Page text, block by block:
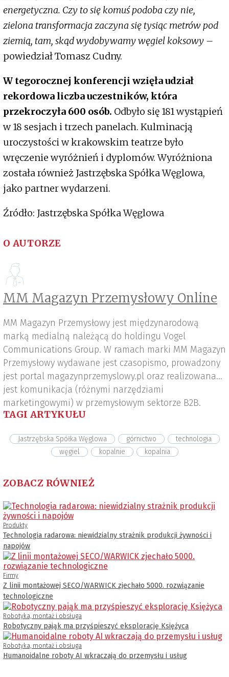
energetyczna. Czy to się komuś podoba czy nie,
zielona transformacja zaczyna się tysiąc metrów pod
ziemią, tam, skąd wydobywamy węgiel koksowy –
powiedział Tomasz Cudny.
W tegorocznej konferencji wzięła udział
rekordowa liczba uczestników, która
przekroczyła 600 osób. Odbyło się 181 wystąpień
w 18 sesjach i trzech panelach. Kulminacją
uroczystości w krakowskim teatrze było
wręczenie wyróżnień i dyplomów. Wyróżniona
została również Jastrzębska Spółka Węglowa,
jako partner wydarzeni.
Źródło: Jastrzębska Spółka Węglowa
O AUTORZE
MM Magazyn Przemysłowy Online
MM Magazyn Przemysłowy jest międzynarodową
marką medialną należącą do holdingu Vogel
Communications Group. W ramach marki MM Magazyn
Przemysłowy wydawane jest czasopismo, prowadzony
jest portal magazynprzemyslowy.pl oraz realizowana
jest komunikacja (różnymi narzędziami
marketingowymi) w przemysłowym sektorze B2B.
TAGI ARTYKUŁU
Jastrzębska Spółka Węglowa górnictwo
technologia
węgiel
kopalnie kopalnia
ZOBACZ RÓWNIEŻ
Produkty
Technologia radarowa: niewidzialny strażnik produkcji żywności i
napojów
Firmy
Z linii montażowej SECO/WARWICK zjechało 5000. rozwiązanie
technologiczne
Robotyka, montaż i obsługa
Robotyczny pająk ma przyśpieszyć eksplorację Księżyca
Robotyka, montaż i obsługa
Humanoidalne roboty AI wkraczają do przemysłu i usług